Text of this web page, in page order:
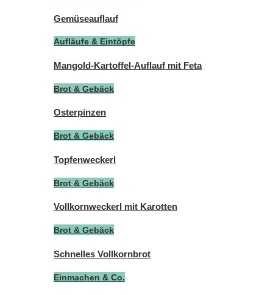
Gemüseauflauf
Aufläufe & Eintöpfe
Mangold-Kartoffel-Auflauf mit Feta
Brot & Gebäck
Osterpinzen
Brot & Gebäck
Topfenweckerl
Brot & Gebäck
Vollkornweckerl mit Karotten
Brot & Gebäck
Schnelles Vollkornbrot
Einmachen & Co.